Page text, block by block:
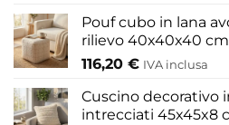
Pouf cubo in lana
rilievo 40x40x40
116,20 € IVA inclusa
Cuscino decorativo
intrecciati 45x45x8